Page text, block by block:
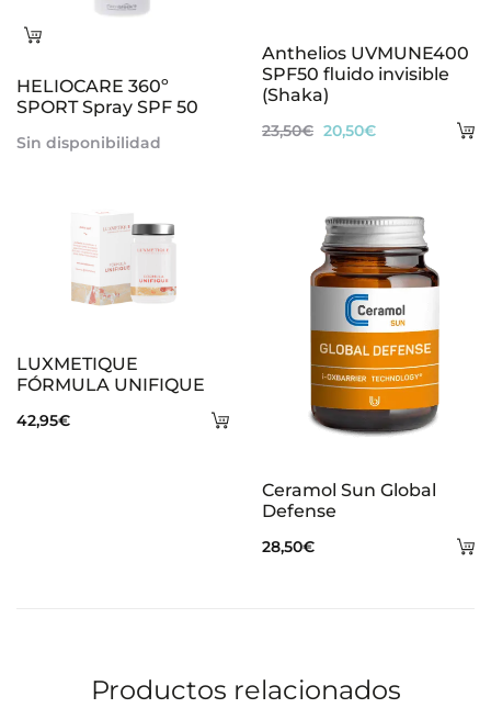
Leer
HELIOCARE 360º
SPORT Spray SPF 50
Sin disponibilidad
Anthelios UVMUNE400
SPF50 fluido invisible
(Shaka)
23,50€ El
era:
23,50€.
20,50€El
es:
20,50€.
Añadir
carrito
LUXMETIQUE
FÓRMULA UNIFIQUE
42,95€
Ceramol Sun Global
Defense
28,50€
Productos relacionados